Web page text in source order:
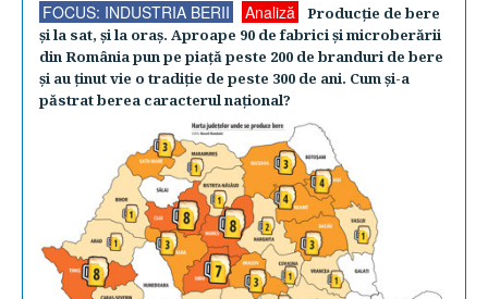
FOCUS: INDUSTRIA BERII Analiză
Producţie de bere
şi la sat, şi la oraş. Aproape 90 de fabrici şi microberării
din România pun pe piaţă peste 200 de branduri de bere
şi au ţinut vie o tradiţie de peste 300 de ani. Cum şi-a
păstrat berea caracterul naţional?